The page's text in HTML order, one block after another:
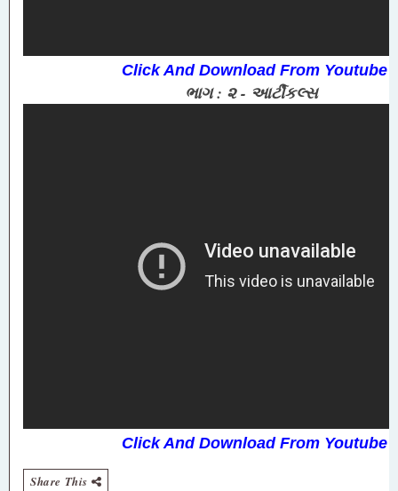
Click And Download From Youtube
ભાગ : ૨ - આર્ટીકલ્સ
Click And Download From Youtube
Share This